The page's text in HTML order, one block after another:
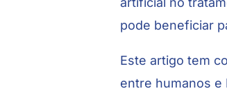
pode beneficiar
Este artigo tem
entre humanos e